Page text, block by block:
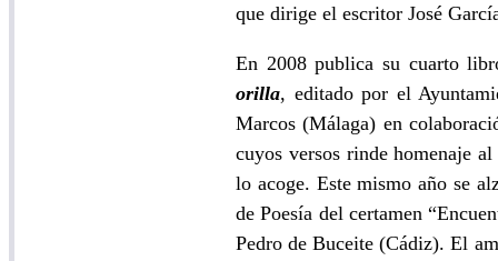
que dirige el escritor José
En 2008 publica su cuarto
orilla, editado por el
Marcos (Málaga) en
cuyos versos rinde homenaje
lo acoge. Este mismo año se
de Poesía del certamen
Pedro de Buceite (Cádiz). El